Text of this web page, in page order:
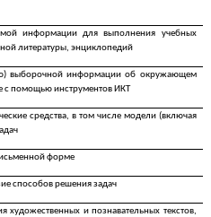
информации для выполнения учебных
литературы, энциклопедий
выборочной информации об окружающем
с помощью инструментов ИКТ
средства, в том числе модели (включая
форме
способов решения задач
художественных и познавательных текстов,